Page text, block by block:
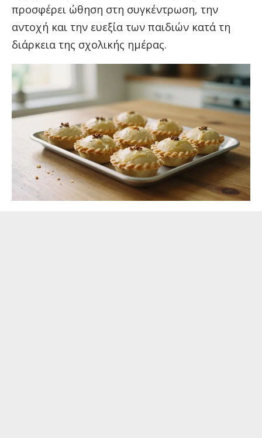
προσφέρει ώθηση στη συγκέντρωση, την
αντοχή και την ευεξία των παιδιών κατά τη
διάρκεια της σχολικής ημέρας.